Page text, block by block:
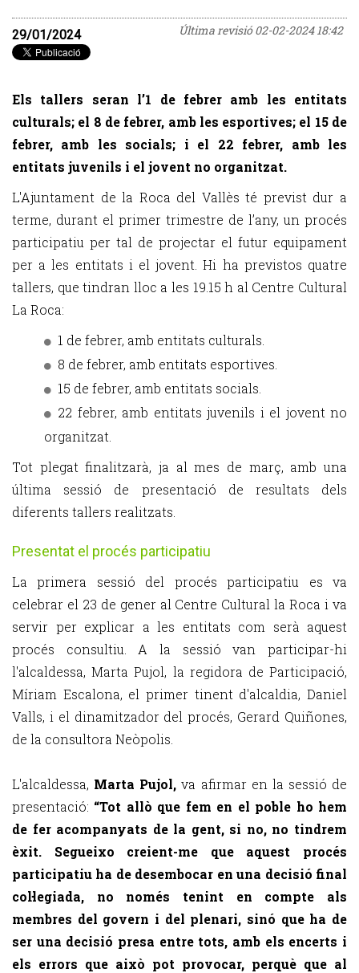
Última revisió02-02-2024 18:42
29/01/2024
Els tallers seran l’1 de febrer amb les entitats
culturals; el 8 de febrer, amb les esportives; el 15 de
febrer, amb les socials; i el 22 febrer, amb les
entitats juvenils i el jovent no organitzat.
L'Ajuntament de la Roca del Vallès té previst dur a
terme, durant el primer trimestre de l’any, un procés
participatiu per tal de projectar el futur equipament
per a les entitats i el jovent. Hi ha previstos quatre
tallers, que tindran lloc a les 19.15 h al Centre Cultural
La Roca:
1 de febrer, amb entitats culturals.
8 de febrer, amb entitats esportives.
15 de febrer, amb entitats socials.
22 febrer, amb entitats juvenils i el jovent no
organitzat.
Tot plegat finalitzarà, ja al mes de març, amb una
última sessió de presentació de resultats dels
diferents tallers realitzats.
Presentat el procés participatiu
La primera sessió del procés participatiu es va
celebrar el 23 de gener al Centre Cultural la Roca i va
servir per explicar a les entitats com serà aquest
procés consultiu. A la sessió van participar-hi
l'alcaldessa, Marta Pujol, la regidora de Participació,
Míriam Escalona, el primer tinent d'alcaldia, Daniel
Valls, i el dinamitzador del procés, Gerard Quiñones,
de la consultora Neòpolis.
L'alcaldessa, Marta Pujol, va afirmar en la sessió de
presentació: “Tot allò que fem en el poble ho hem
de fer acompanyats de la gent, si no, no tindrem
èxit. Segueixo creient-me que aquest procés
participatiu ha de desembocar en una decisió final
col·legiada, no només tenint en compte als
membres del govern i del plenari, sinó que ha de
ser una decisió presa entre tots, amb els encerts i
els errors que això pot provocar, perquè que al